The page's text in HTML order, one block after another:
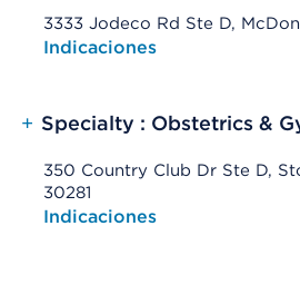
3333 Jodeco Rd Ste D,
Opens native map
Indicaciones
+ Specialty : Obstetrics &
350 Country Club Dr Ste D,
30281
Opens native map
Indicaciones